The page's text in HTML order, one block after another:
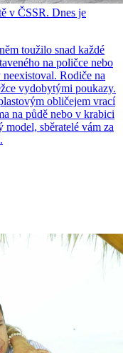
v ČSSR. Dnes je
toužilo snad každé
na poličce nebo
Rodiče na
vydobytými poukazy.
obličejem vrací
na půdě nebo v krabici
sběratelé vám za